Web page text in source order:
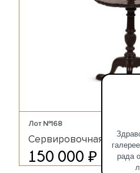
рада
Лот №168
Сервировочная
150 000 ₽